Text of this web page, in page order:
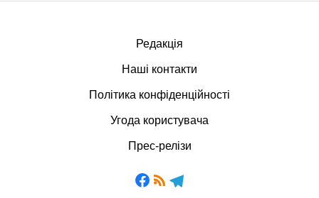
Редакція
Наші контакти
Політика конфіденційності
Угода користувача
Прес-релізи